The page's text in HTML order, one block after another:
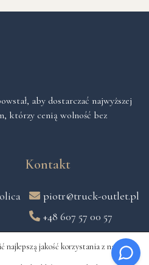
aby dostarczać najwyższej
którzy cenią wolność bez
Kontakt
piotr@truck-outlet.pl
+48 607 57 00 57
najlepszą jakość korzystania z naszej